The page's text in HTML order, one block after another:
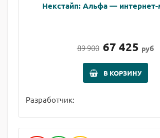
Некстайп: Альфа — интернет-
89 900 67 425 руб
В КОРЗИНУ
Разработчик: